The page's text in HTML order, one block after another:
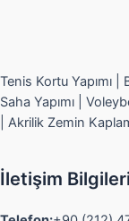
Tenis Kortu Yapımı |
Saha Yapımı |
| Akrilik Zemin
İletişim Bilgileri